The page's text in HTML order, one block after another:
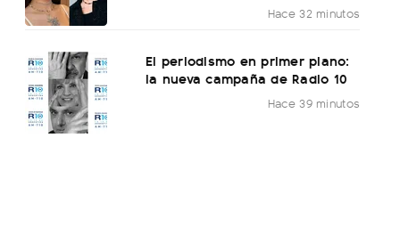
Hace 32 minutos
El periodismo en primer plano:
la nueva campaña de Radio 10
Hace 39 minutos